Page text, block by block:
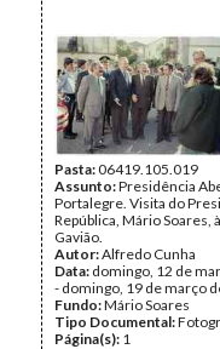
Pasta:06419.105.019
Assunto:Presidência
Portalegre. Visita do
República, Mário Soares,
Gavião.
Autor:Alfredo Cunha
Data: domingo, 12 de
- domingo, 19 de março
Fundo:Mário Soares
Tipo Documental:
Página(s): 1